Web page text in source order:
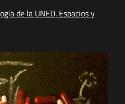
de la UNED. Espacios y